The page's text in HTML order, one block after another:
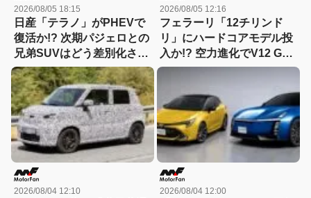
2026/08/05 18:15
日産「テラノ」がPHEVで
復活か!? 次期パジェロとの
兄弟SUVはどう差別化され
る？
2026/08/05 12:16
フェラーリ「12チリンド
リ」にハードコアモデル投
入か!? 空力進化でV12 GT
は新たな領域へ
2026/08/04 12:10 2026/08/04 12:00